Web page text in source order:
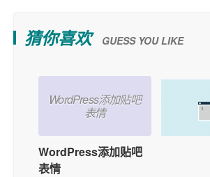
猜你喜欢 GUESS YOU LIKE
WordPress添加贴吧
表情
WordPress添加贴吧
表情